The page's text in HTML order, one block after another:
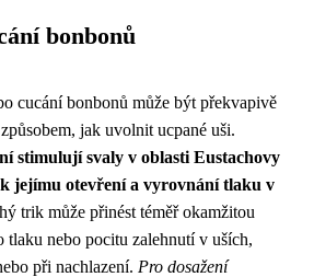
bonbonů
cucání bonbonů může být překvapivě
jak uvolnit ucpané uši.
stimulují svaly v oblasti Eustachovy
jejímu otevření a vyrovnání tlaku v
trik může přinést téměř okamžitou
tlaku nebo pocitu zalehnutí v uších,
při nachlazení. Pro dosažení